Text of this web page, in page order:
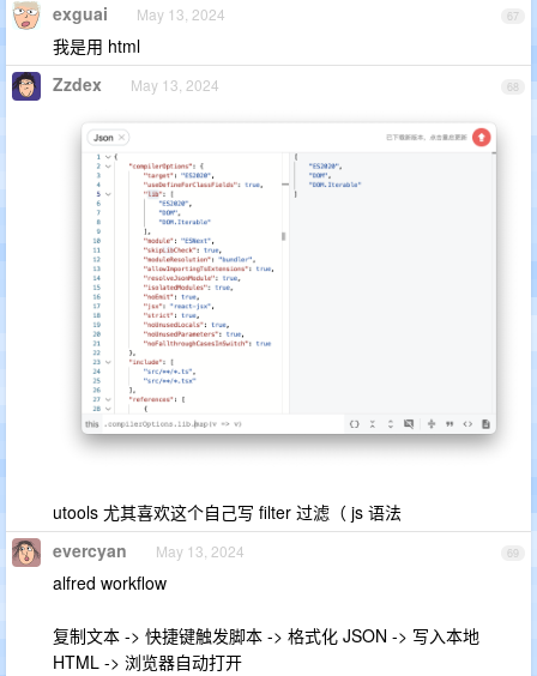
67
exguai May 13, 2024
我是用 html
68
Zzdex May 13, 2024
utools 尤其喜欢这个自己写 filter 过滤（ js 语法
69
evercyan May 13, 2024
alfred workflow
复制文本 -> 快捷键触发脚本 -> 格式化 JSON -> 写入本地
HTML -> 浏览器自动打开